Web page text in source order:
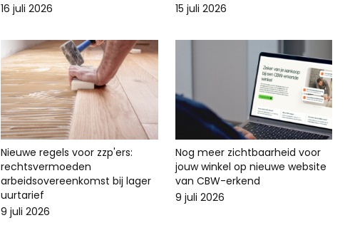
16 juli 2026
15 juli 2026
Nieuwe regels voor zzp'ers:
rechtsvermoeden
arbeidsovereenkomst bij lager
uurtarief
9 juli 2026
Nog meer zichtbaarheid voor
jouw winkel op nieuwe website
van CBW-erkend
9 juli 2026